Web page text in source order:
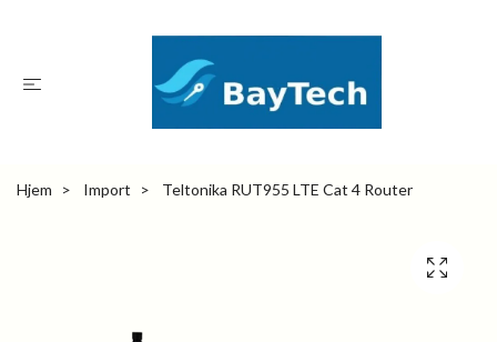
Hjem Import Teltonika RUT955 LTE Cat 4 Router